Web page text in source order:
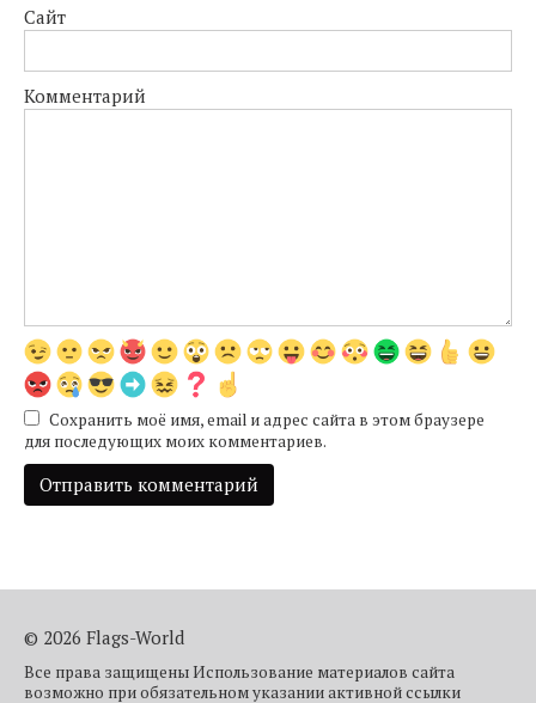
Сайт
Комментарий
Сохранить моё имя, email и адрес сайта в этом браузере
для последующих моих комментариев.
© 2026 Flags-World
Все права защищены Использование материалов сайта
возможно при обязательном указании активной ссылки